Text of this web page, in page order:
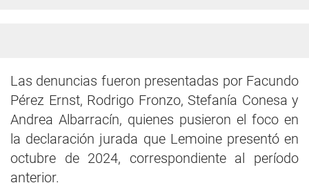
Las denuncias fueron presentadas por Facundo
Pérez Ernst, Rodrigo Fronzo, Stefanía Conesa y
Andrea Albarracín, quienes pusieron el foco en
la declaración jurada que Lemoine presentó en
octubre de 2024, correspondiente al período
anterior.